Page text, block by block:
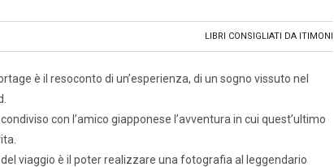
LIBRI CONSIGLIATI DA ITIMONI
è il resoconto di un’esperienza, di un sogno vissuto nel
condiviso con l’amico giapponese l’avventura in cui quest’ultimo
viaggio è il poter realizzare una fotografia al leggendario